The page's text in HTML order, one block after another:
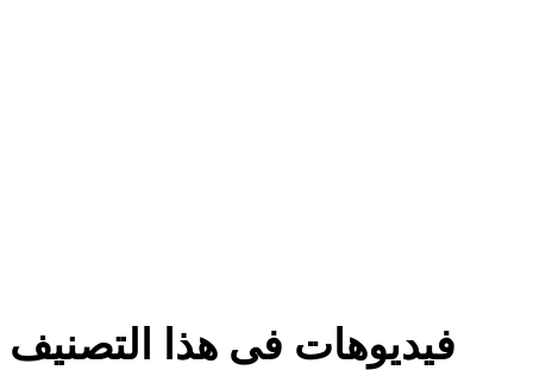
فيديوهات فى هذا التصنيف